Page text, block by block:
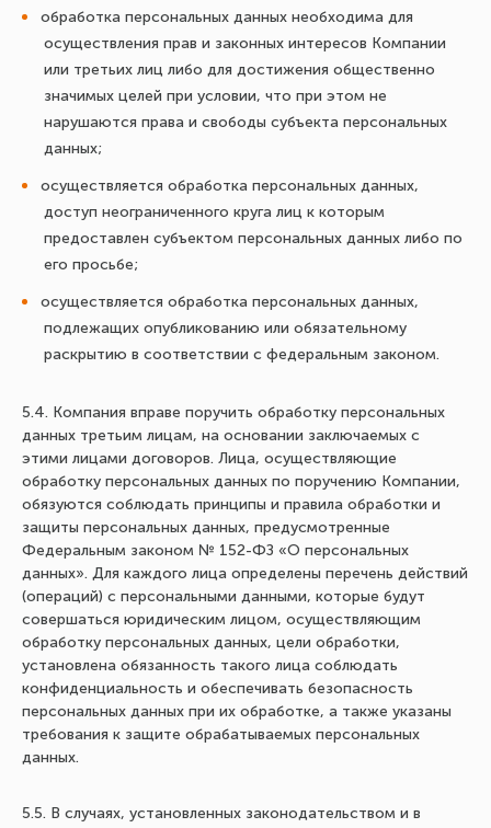
обработка персональных данных необходима для
осуществления прав и законных интересов Компании
или третьих лиц либо для достижения общественно
значимых целей при условии, что при этом не
нарушаются права и свободы субъекта персональных
данных;
осуществляется обработка персональных данных,
доступ неограниченного круга лиц к которым
предоставлен субъектом персональных данных либо по
его просьбе;
осуществляется обработка персональных данных,
подлежащих опубликованию или обязательному
раскрытию в соответствии с федеральным законом.
5.4. Компания вправе поручить обработку персональных
данных третьим лицам, на основании заключаемых с
этими лицами договоров. Лица, осуществляющие
обработку персональных данных по поручению Компании,
обязуются соблюдать принципы и правила обработки и
защиты персональных данных, предусмотренные
Федеральным законом № 152-ФЗ «О персональных
данных». Для каждого лица определены перечень действий
(операций) с персональными данными, которые будут
совершаться юридическим лицом, осуществляющим
обработку персональных данных, цели обработки,
установлена обязанность такого лица соблюдать
конфиденциальность и обеспечивать безопасность
персональных данных при их обработке, а также указаны
требования к защите обрабатываемых персональных
данных.
5.5. В случаях, установленных законодательством и в